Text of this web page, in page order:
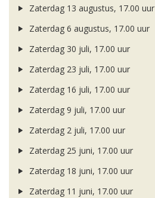
Zaterdag 13 augustus, 17.00 uur
Zaterdag 6 augustus, 17.00 uur
Zaterdag 30 juli, 17.00 uur
Zaterdag 23 juli, 17.00 uur
Zaterdag 16 juli, 17.00 uur
Zaterdag 9 juli, 17.00 uur
Zaterdag 2 juli, 17.00 uur
Zaterdag 25 juni, 17.00 uur
Zaterdag 18 juni, 17.00 uur
Zaterdag 11 juni, 17.00 uur